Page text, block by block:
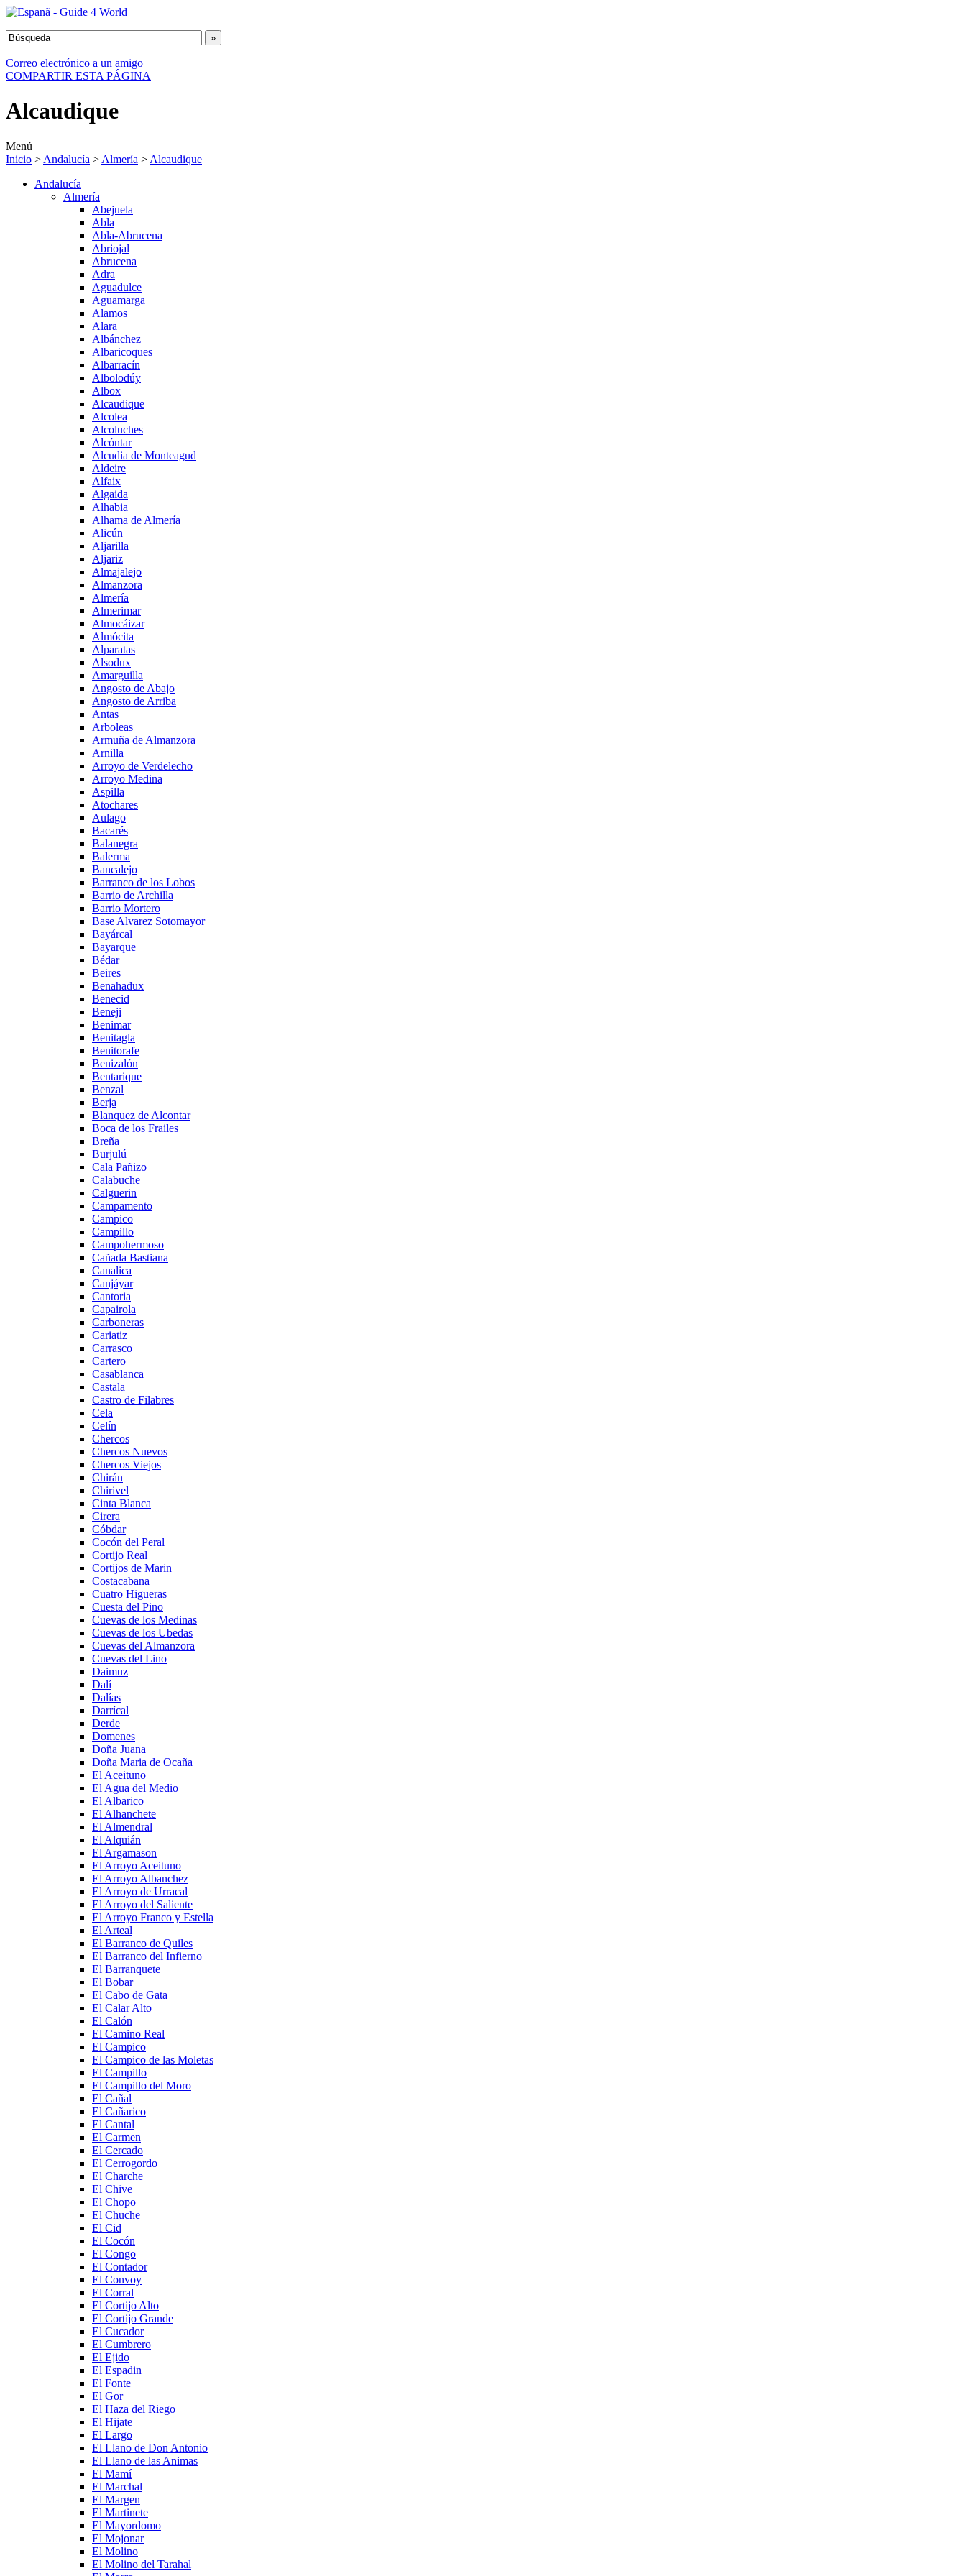
Correo electrónico a un amigo
COMPARTIR ESTA PÁGINA
Alcaudique
Menú
Inicio > Andalucía > Almería > Alcaudique
Andalucía
Almería
Abejuela
Abla
Abla-Abrucena
Abriojal
Abrucena
Adra
Aguadulce
Aguamarga
Alamos
Alara
Albánchez
Albaricoques
Albarracín
Albolodúy
Albox
Alcaudique
Alcolea
Alcoluches
Alcóntar
Alcudia de Monteagud
Aldeire
Alfaix
Algaida
Alhabia
Alhama de Almería
Alicún
Aljarilla
Aljariz
Almajalejo
Almanzora
Almería
Almerimar
Almocáizar
Almócita
Alparatas
Alsodux
Amarguilla
Angosto de Abajo
Angosto de Arriba
Antas
Arboleas
Armuña de Almanzora
Arnilla
Arroyo de Verdelecho
Arroyo Medina
Aspilla
Atochares
Aulago
Bacarés
Balanegra
Balerma
Bancalejo
Barranco de los Lobos
Barrio de Archilla
Barrio Mortero
Base Alvarez Sotomayor
Bayárcal
Bayarque
Bédar
Beires
Benahadux
Benecid
Beneji
Benimar
Benitagla
Benitorafe
Benizalón
Bentarique
Benzal
Berja
Blanquez de Alcontar
Boca de los Frailes
Breña
Burjulú
Cala Pañizo
Calabuche
Calguerin
Campamento
Campico
Campillo
Campohermoso
Cañada Bastiana
Canalica
Canjáyar
Cantoria
Capairola
Carboneras
Cariatiz
Carrasco
Cartero
Casablanca
Castala
Castro de Filabres
Cela
Celín
Chercos
Chercos Nuevos
Chercos Viejos
Chirán
Chirivel
Cinta Blanca
Cirera
Cóbdar
Cocón del Peral
Cortijo Real
Cortijos de Marin
Costacabana
Cuatro Higueras
Cuesta del Pino
Cuevas de los Medinas
Cuevas de los Ubedas
Cuevas del Almanzora
Cuevas del Lino
Daimuz
Dalí
Dalías
Darrícal
Derde
Domenes
Doña Juana
Doña Maria de Ocaña
El Aceituno
El Agua del Medio
El Albarico
El Alhanchete
El Almendral
El Alquián
El Argamason
El Arroyo Aceituno
El Arroyo Albanchez
El Arroyo de Urracal
El Arroyo del Saliente
El Arroyo Franco y Estella
El Arteal
El Barranco de Quiles
El Barranco del Infierno
El Barranquete
El Bobar
El Cabo de Gata
El Calar Alto
El Calón
El Camino Real
El Campico
El Campico de las Moletas
El Campillo
El Campillo del Moro
El Cañal
El Cañarico
El Cantal
El Carmen
El Cercado
El Cerrogordo
El Charche
El Chive
El Chopo
El Chuche
El Cid
El Cocón
El Congo
El Contador
El Convoy
El Corral
El Cortijo Alto
El Cortijo Grande
El Cucador
El Cumbrero
El Ejido
El Espadin
El Fonte
El Gor
El Haza del Riego
El Hijate
El Largo
El Llano de Don Antonio
El Llano de las Animas
El Mamí
El Marchal
El Margen
El Martinete
El Mayordomo
El Mojonar
El Molino
El Molino del Tarahal